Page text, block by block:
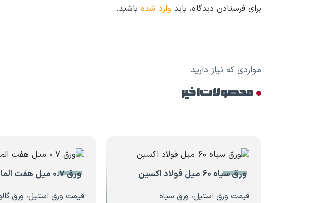
برای فرستادن دیدگاه، باید وارد شده باشید.
مواردی که نیاز دارید
محصولات اخیر
ورق سیاه ۶۰ میل فولاد اکسین
قیمت ورق استیل، ورق سیاه
ورق ۰.۷ میل هفت الماس
قیمت ورق استیل، ورق